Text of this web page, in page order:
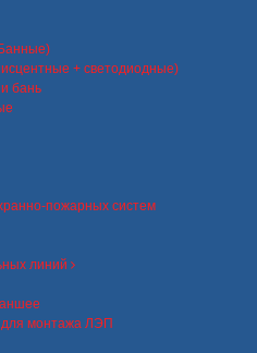
+ светодиодные)
бань
пожарных систем
линий
для монтажа ЛЭП